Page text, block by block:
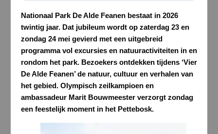
Nationaal Park De Alde Feanen bestaat in 2026
twintig jaar. Dat jubileum wordt op zaterdag 23 en
zondag 24 mei gevierd met een uitgebreid
programma vol excursies en natuuractiviteiten in en
rondom het park. Bezoekers ontdekken tijdens ‘Vier
De Alde Feanen’ de natuur, cultuur en verhalen van
het gebied. Olympisch zeilkampioen en
ambassadeur Marit Bouwmeester verzorgt zondag
een feestelijk moment in het Pettebosk.